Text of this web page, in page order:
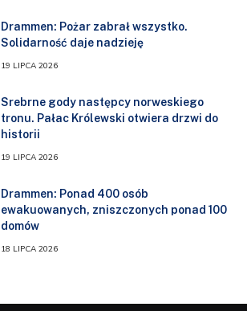
Drammen: Pożar zabrał wszystko.
Solidarność daje nadzieję
19 LIPCA 2026
Srebrne gody następcy norweskiego
tronu. Pałac Królewski otwiera drzwi do
historii
19 LIPCA 2026
Drammen: Ponad 400 osób
ewakuowanych, zniszczonych ponad 100
domów
18 LIPCA 2026